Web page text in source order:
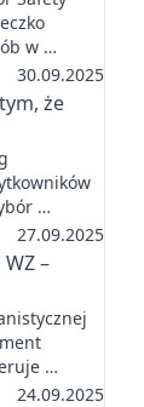
w …
30.09.2025
że
…
27.09.2025
–
…
24.09.2025